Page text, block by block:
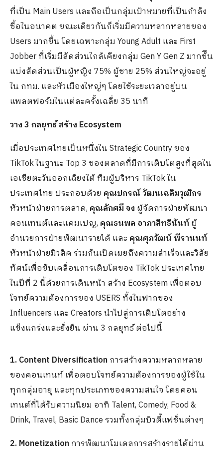
ที่เป็น Main Users และถือเป็นกลุ่มเป้าหมายที่เป็นกำลัง
ซื้อในอนาคต ขณะเดียวกันก็เริ่มมีความหลากหลายของ
Users มากขึ้น โดยเฉพาะกลุ่ม Young Adult และ First
Jobber ที่เริ่มมีสัดส่วนใกล้เคียงกลุ่ม Gen Y Gen Z มากข้ึน
​แบ่งสัดส่วนเป็นผู้หญิง​ 75% ผู้ชาย 25% ​ส่วนใหญ่จะอยู่
ใน กทม. และหัวเมืองใหญ่ๆ โดยใช้ระยะเวลาอยู่บน
แพลตฟอร์มในแต่ละครั้งเฉลี่ย​ 35 นาที
วาง 3 กลยุทธ์ สร้าง Ecosystem
เมื่อประเทศไทยเป็นหนึ่งใน Strategic Country ของ
TikTok ในฐานะ Top 3 ของตลาดที่มีการเติบโตสูงที่สุดใน
เอเชียตะวันออกเฉียงใต้ ทีมผู้บริหาร TikTok ใน
ประเทศไทย ประกอบด้วย คุณปกรณ์​ วัฒนเฉลิมวุฒิกร
หัวหน้าฝ่ายการตลาด, คุณลักศมี จง ผู้จัดการฝ่ายพัฒนา
คอนเทนต์และแคมเปญ, คุณธนพล อาภาสิทธินันท์ผู้
อำนวยการฝ่ายพัฒนารายได้ และ คุณศุภวัฒน์ พีรานนท์
หัวหน้าฝ่ายมิวสิค ร่วมกันเปิดเผยถึงความสำเร็จและวิสัย
ทัศน์เพื่อขับเคลื่อนการเติบโตของ TikTok ประเทศไทย
ในปีที่ 2 นี้ด้วยการเดินหน้า สร้าง Ecosystem เพื่อตอบ
โจทย์ความต้องการของ USERS ทั้งในฟากของ
Influencers และ Creators ​นำไปสู่การเติบโตอย่าง
แข็งแกร่งและยั่งยืน ​ผ่าน 3 กลยุทธ์ ​ต่อไปนี้
1. Content Diversificationการสร้างความหลากหลาย
ของคอนเทนท์ เพื่อตอบโจทย์ความต้องการของผู้ใช้ใน
ทุกกลุ่มอายุ และทุกประเภทของความสนใจ โดยคอน
เทนต์ที่ได้รับความนิยม อาทิ Talent, Comedy, Food &
Drink, Travel, Basic Dance รวมทั้งกลุ่มบิวตี้แฟชั่นต่างๆ
2. Monetizationการพัฒนาโมเดลการสร้างรายได้ผ่าน